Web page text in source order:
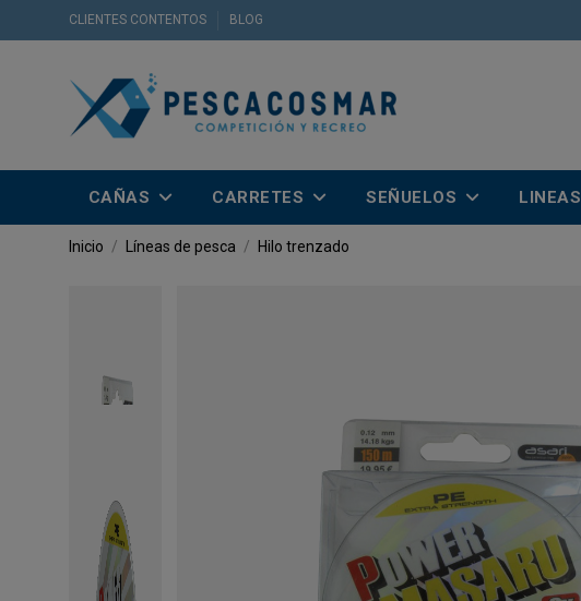
CLIENTES CONTENTOS BLOG
CAÑAS CARRETES SEÑUELOS LINEAS
Inicio Líneas de pesca Hilo trenzado